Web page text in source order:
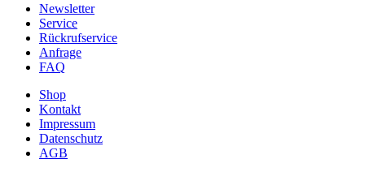
Newsletter
Service
Rückrufservice
Anfrage
FAQ
Shop
Kontakt
Impressum
Datenschutz
AGB